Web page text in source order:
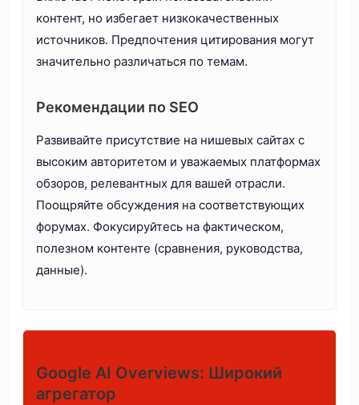
контент, но избегает низкокачественных
источников. Предпочтения цитирования могут
значительно различаться по темам.
Рекомендации по SEO
Развивайте присутствие на нишевых сайтах с
высоким авторитетом и уважаемых платформах
обзоров, релевантных для вашей отрасли.
Поощряйте обсуждения на соответствующих
форумах. Фокусируйтесь на фактическом,
полезном контенте (сравнения, руководства,
данные).
Google AI Overviews: Широкий
агрегатор